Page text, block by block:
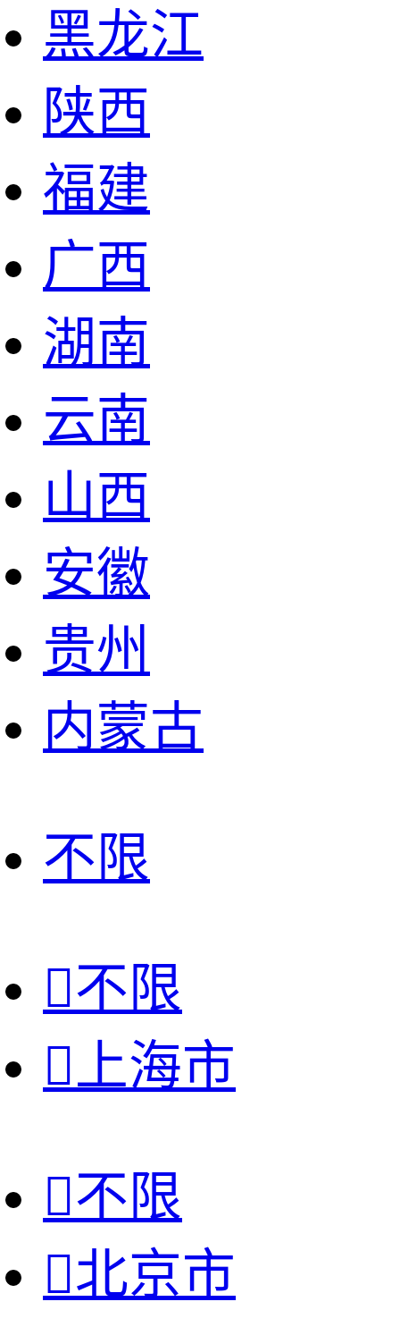
黑龙江
陕西
福建
广西
湖南
云南
山西
安徽
贵州
内蒙古
不限
不限
上海市
不限
北京市